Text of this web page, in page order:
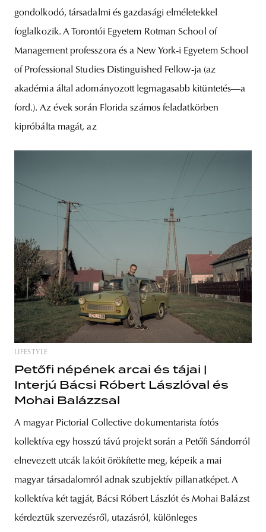
gondolkodó, társadalmi és gazdasági elméletekkel
foglalkozik. A Torontói Egyetem Rotman School of
Management professzora és a New York-i Egyetem School
of Professional Studies Distinguished Fellow-ja (az
akadémia által adományozott legmagasabb kitüntetés—a
ford.). Az évek során Florida számos feladatkörben
kipróbálta magát, az
LIFESTYLE
Petőfi népének arcai és tájai |
Interjú Bácsi Róbert Lászlóval és
Mohai Balázzsal
A magyar Pictorial Collective dokumentarista fotós
kollektíva egy hosszú távú projekt során a Petőfi Sándorról
elnevezett utcák lakóit örökítette meg, képeik a mai
magyar társadalomról adnak szubjektív pillanatképet. A
kollektíva két tagját, Bácsi Róbert Lászlót és Mohai Balázst
kérdeztük szervezésről, utazásról, különleges